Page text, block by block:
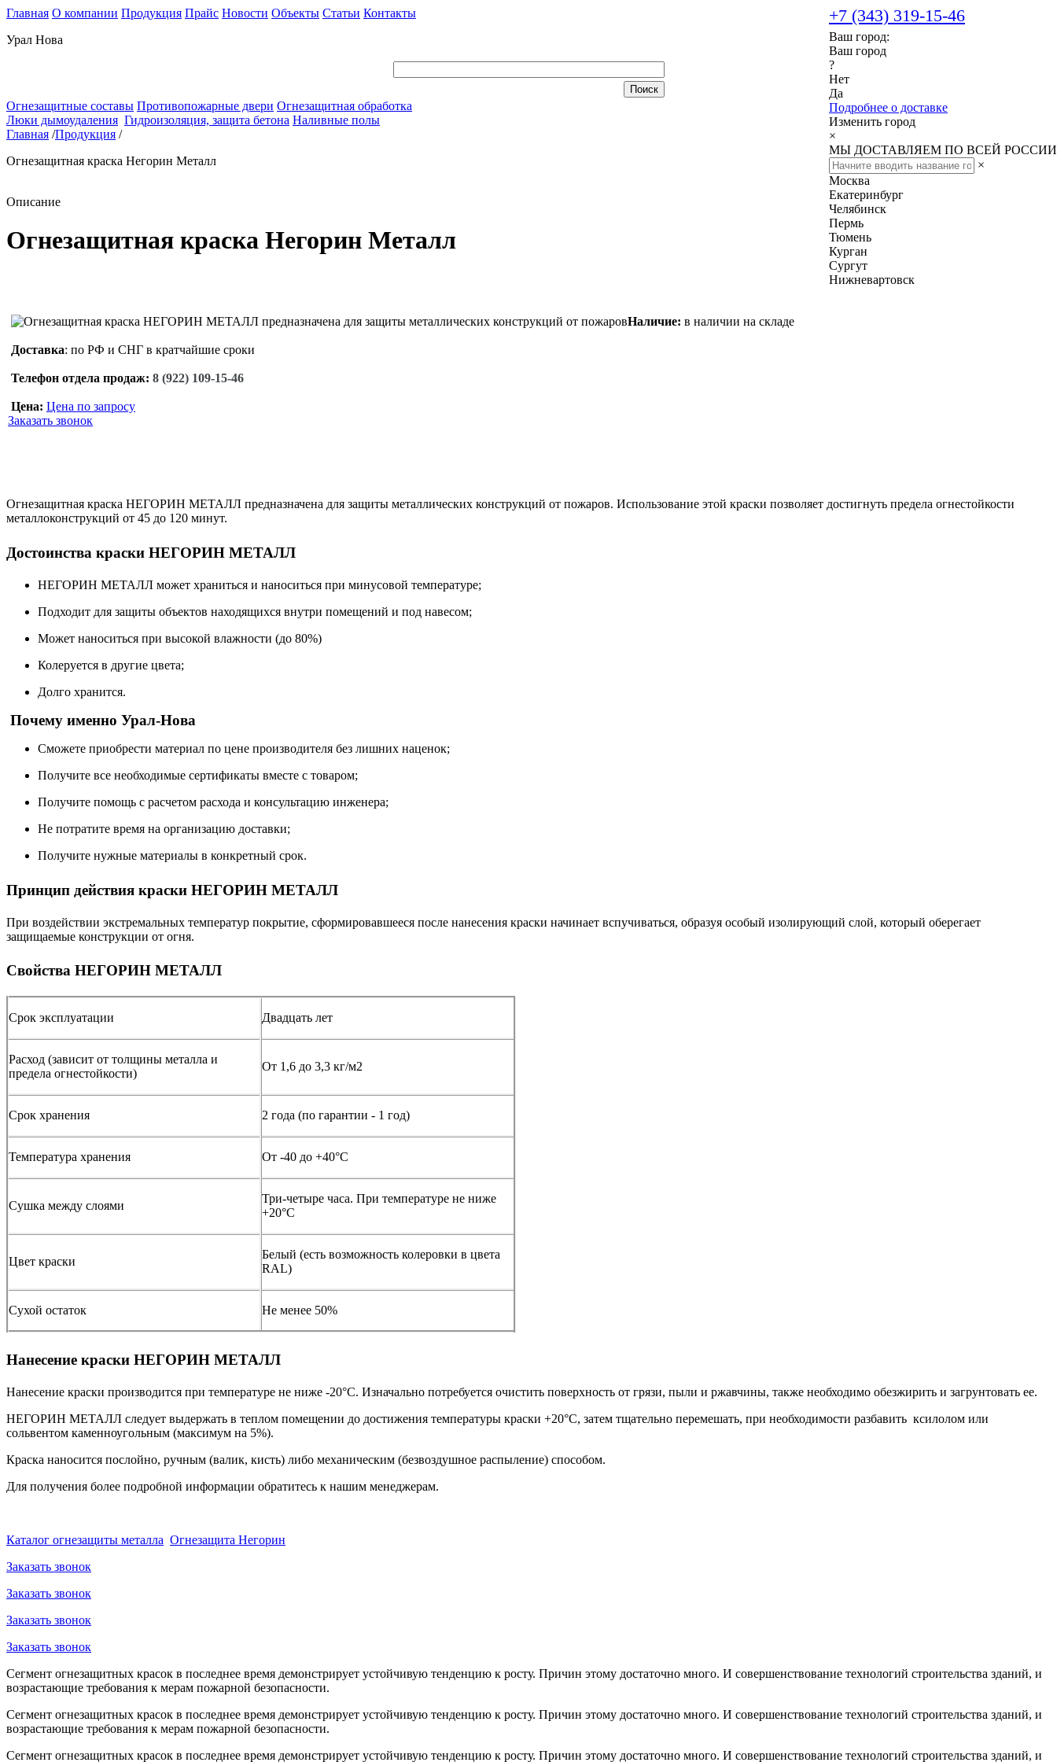
Главная О компании Продукция Прайс Новости Объекты Статьи Контакты
Урал Нова
+7 (343) 319-15-46
Ваш город:
Ваш город
?
Нет
Да
Подробнее о доставке
Изменить город
×
МЫ ДОСТАВЛЯЕМ ПО ВСЕЙ РОССИИ
×
Москва
Екатеринбург
Челябинск
Пермь
Тюмень
Курган
Сургут
Нижневартовск
Огнезащитные составы Противопожарные двери Огнезащитная обработка
Люки дымоудаления Гидроизоляция, защита бетона Наливные полы
Главная /Продукция /
Огнезащитная краска Негорин Металл
Описание
Огнезащитная краска Негорин Металл
Наличие: в наличии на складе
Доставка: по РФ и СНГ в кратчайшие сроки
Телефон отдела продаж: 8 (922) 109-15-46
Цена: Цена по запросу
Заказать звонок
Огнезащитная краска НЕГОРИН МЕТАЛЛ предназначена для защиты металлических конструкций от пожаров. Использование этой краски позволяет достигнуть предела огнестойкости
металлоконструкций от 45 до 120 минут.
Достоинства краски НЕГОРИН МЕТАЛЛ
НЕГОРИН МЕТАЛЛ может храниться и наноситься при минусовой температуре;
Подходит для защиты объектов находящихся внутри помещений и под навесом;
Может наноситься при высокой влажности (до 80%)
Колеруется в другие цвета;
Долго хранится.
Почему именно Урал-Нова
Сможете приобрести материал по цене производителя без лишних наценок;
Получите все необходимые сертификаты вместе с товаром;
Получите помощь с расчетом расхода и консультацию инженера;
Не потратите время на организацию доставки;
Получите нужные материалы в конкретный срок.
Принцип действия краски НЕГОРИН МЕТАЛЛ
При воздействии экстремальных температур покрытие, сформировавшееся после нанесения краски начинает вспучиваться, образуя особый изолирующий слой, который оберегает
защищаемые конструкции от огня.
Свойства НЕГОРИН МЕТАЛЛ
Срок эксплуатации Двадцать лет
Расход (зависит от толщины металла и
предела огнестойкости)
От 1,6 до 3,3 кг/м2
Срок хранения 2 года (по гарантии - 1 год)
Температура хранения От -40 до +40°С
Сушка между слоями
Три-четыре часа. При температуре не ниже
+20°С
Цвет краски
Белый (есть возможность колеровки в цвета
RAL)
Сухой остаток Не менее 50%
Нанесение краски НЕГОРИН МЕТАЛЛ
Нанесение краски производится при температуре не ниже -20°С. Изначально потребуется очистить поверхность от грязи, пыли и ржавчины, также необходимо обезжирить и загрунтовать ее.
НЕГОРИН МЕТАЛЛ следует выдержать в теплом помещении до достижения температуры краски +20°С, затем тщательно перемешать, при необходимости разбавить ксилолом или
сольвентом каменноугольным (максимум на 5%).
Краска наносится послойно, ручным (валик, кисть) либо механическим (безвоздушное распыление) способом.
Для получения более подробной информации обратитесь к нашим менеджерам.
Каталог огнезащиты металла Огнезащита Негорин
Заказать звонок
Заказать звонок
Заказать звонок
Заказать звонок
Сегмент огнезащитных красок в последнее время демонстрирует устойчивую тенденцию к росту. Причин этому достаточно много. И совершенствование технологий строительства зданий, и
возрастающие требования к мерам пожарной безопасности.
Сегмент огнезащитных красок в последнее время демонстрирует устойчивую тенденцию к росту. Причин этому достаточно много. И совершенствование технологий строительства зданий, и
возрастающие требования к мерам пожарной безопасности.
Сегмент огнезащитных красок в последнее время демонстрирует устойчивую тенденцию к росту. Причин этому достаточно много. И совершенствование технологий строительства зданий, и